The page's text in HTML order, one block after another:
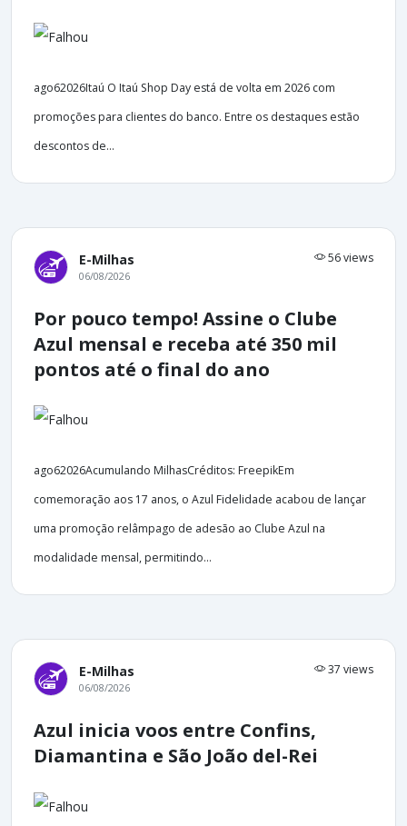
ago62026Itaú O Itaú Shop Day está de volta em 2026 com
promoções para clientes do banco. Entre os destaques estão
descontos de...
E-Milhas 56 views
06/08/2026
Por pouco tempo! Assine o Clube
Azul mensal e receba até 350 mil
pontos até o final do ano
ago62026Acumulando MilhasCréditos: FreepikEm
comemoração aos 17 anos, o Azul Fidelidade acabou de lançar
uma promoção relâmpago de adesão ao Clube Azul na
modalidade mensal, permitindo...
E-Milhas 37 views
06/08/2026
Azul inicia voos entre Confins,
Diamantina e São João del-Rei